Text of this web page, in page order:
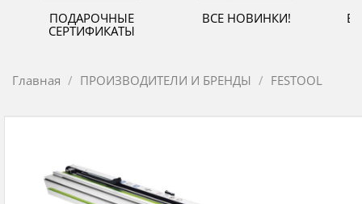
ПОДАРОЧНЫЕ
СЕРТИФИКАТЫ
ВСЕ НОВИНКИ!
Главная ПРОИЗВОДИТЕЛИ И БРЕНДЫ FESTOOL